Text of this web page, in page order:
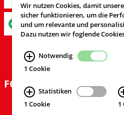
FOLGEN SIE UNS
Wir nutzen Cookies, damit
sicher funktionieren, um die
und um relevante und
Dazu nutzen wir foglende
Notwendig
1 Cookie
Statistiken
1 Cookie
1